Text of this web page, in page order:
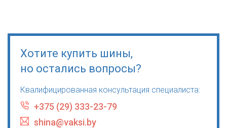
Хотите купить шины,
но остались вопросы?
Квалифицированная консультация специалиста:
+375 (29) 333-23-79
shina@vaksi.by